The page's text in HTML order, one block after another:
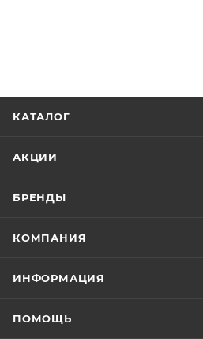
КАТАЛОГ
АКЦИИ
БРЕНДЫ
КОМПАНИЯ
ИНФОРМАЦИЯ
ПОМОЩЬ